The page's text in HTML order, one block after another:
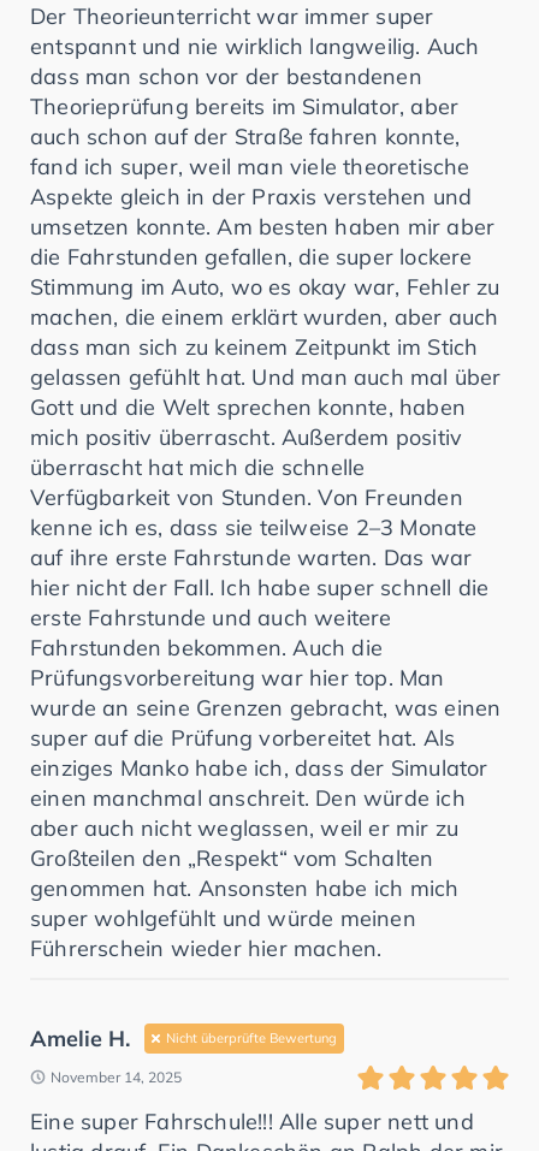
Der Theorieunterricht war immer super
entspannt und nie wirklich langweilig. Auch
dass man schon vor der bestandenen
Theorieprüfung bereits im Simulator, aber
auch schon auf der Straße fahren konnte,
fand ich super, weil man viele theoretische
Aspekte gleich in der Praxis verstehen und
umsetzen konnte. Am besten haben mir aber
die Fahrstunden gefallen, die super lockere
Stimmung im Auto, wo es okay war, Fehler zu
machen, die einem erklärt wurden, aber auch
dass man sich zu keinem Zeitpunkt im Stich
gelassen gefühlt hat. Und man auch mal über
Gott und die Welt sprechen konnte, haben
mich positiv überrascht. Außerdem positiv
überrascht hat mich die schnelle
Verfügbarkeit von Stunden. Von Freunden
kenne ich es, dass sie teilweise 2–3 Monate
auf ihre erste Fahrstunde warten. Das war
hier nicht der Fall. Ich habe super schnell die
erste Fahrstunde und auch weitere
Fahrstunden bekommen. Auch die
Prüfungsvorbereitung war hier top. Man
wurde an seine Grenzen gebracht, was einen
super auf die Prüfung vorbereitet hat. Als
einziges Manko habe ich, dass der Simulator
einen manchmal anschreit. Den würde ich
aber auch nicht weglassen, weil er mir zu
Großteilen den „Respekt“ vom Schalten
genommen hat. Ansonsten habe ich mich
super wohlgefühlt und würde meinen
Führerschein wieder hier machen.
Amelie H. Nicht überprüfte Bewertung
November 14, 2025
Eine super Fahrschule!!! Alle super nett und